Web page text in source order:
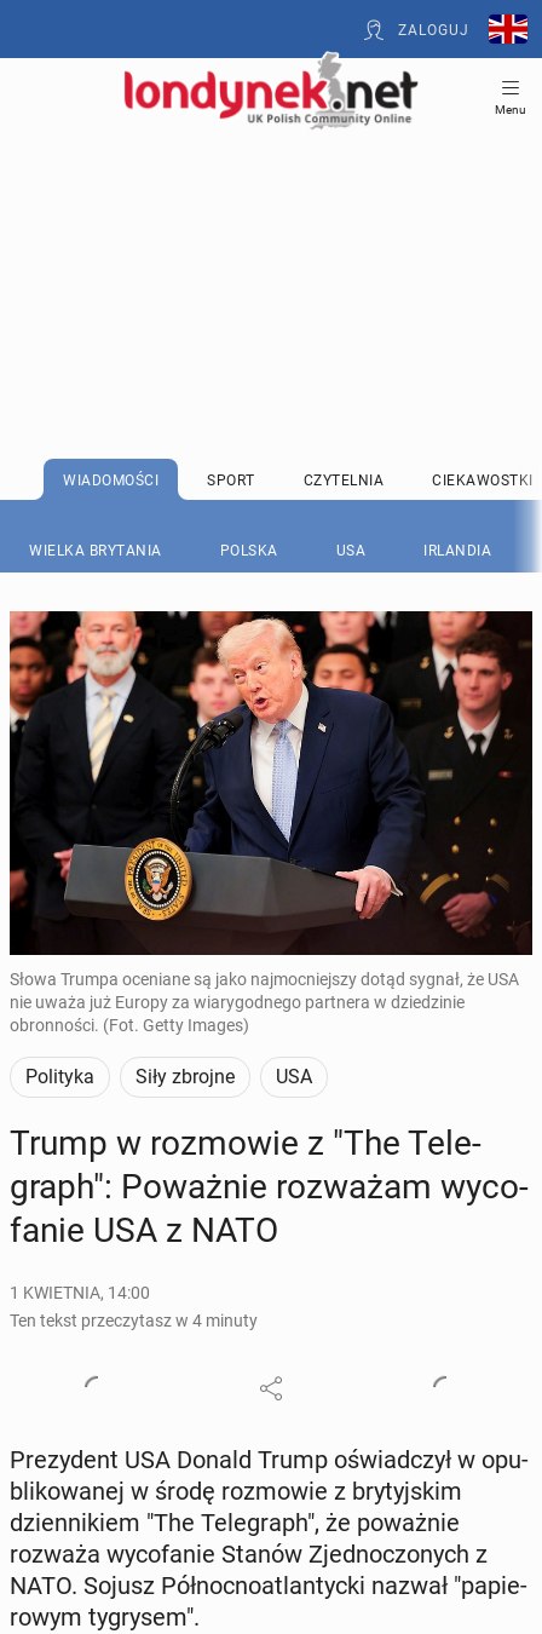
ZALOGUJ
Menu
WIADOMOŚCI SPORT CZYTELNIA CIEKAWOSTKI
WIELKA BRYTANIA POLSKA USA IRLANDIA
Słowa Trumpa oceniane są jako najmocniejszy dotąd sygnał, że USA
nie uważa już Europy za wiarygodnego partnera w dziedzinie
obronności. (Fot. Getty Images)
Polityka Siły zbrojne USA
Trump w roz­mo­wie z "The Te­le­
graph": Po­waż­nie roz­wa­żam wy­co­
fa­nie USA z NATO
1 KWIETNIA, 14:00
Ten tekst przeczytasz w 4 minuty
Pre­zy­dent USA Donald Trump oświad­czył w opu­
bli­ko­wa­nej w środę roz­mo­wie z bry­tyj­skim
dzien­ni­kiem "The Te­le­graph", że po­waż­nie
rozważa wy­co­fa­nie Stanów Zjed­no­czo­nych z
NATO. Sojusz Pół­noc­no­atlan­tyc­ki nazwał "pa­pie­
ro­wym ty­gry­sem".